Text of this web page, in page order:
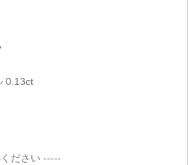
0.13ct
ださい -----